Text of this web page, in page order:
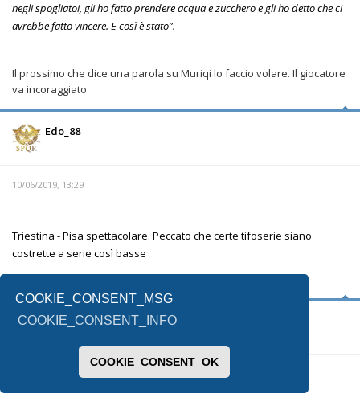
COOKIE_CONSENT_MSG
COOKIE_CONSENT_INFO
COOKIE_CONSENT_OK
negli spogliatoi, gli ho fatto prendere acqua e zucchero e gli ho detto che ci
avrebbe fatto vincere. E così è stato”.
Il prossimo che dice una parola su Muriqi lo faccio volare. Il giocatore
va incoraggiato
Edo_88
10/06/2019, 13:29
Triestina - Pisa spettacolare. Peccato che certe tifoserie siano
costrette a serie così basse
Cri72
10/06/2019, 13:41